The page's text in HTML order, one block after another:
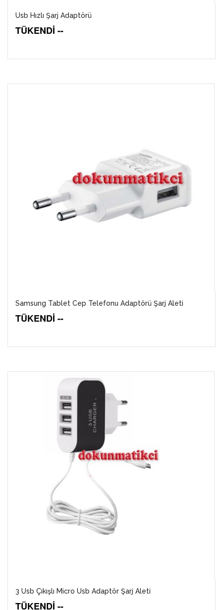
Usb Hızlı Şarj Adaptörü
TÜKENDİ --
Samsung Tablet Cep Telefonu Adaptörü Şarj Aleti
TÜKENDİ --
3 Usb Çıkışlı Micro Usb Adaptör Şarj Aleti
TÜKENDİ --